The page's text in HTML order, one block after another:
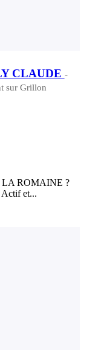
CLAUDE -
sur Grillon
LA ROMAINE ?
Actif et...